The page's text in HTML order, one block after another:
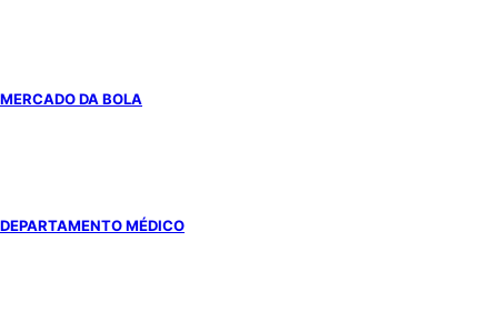
MERCADO DA BOLA
DEPARTAMENTO MÉDICO